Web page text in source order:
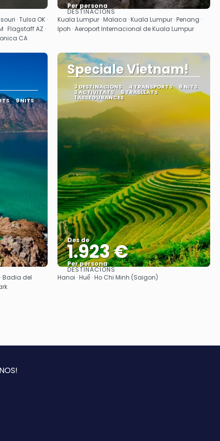
· Tulsa OK ·
· Flagstaff AZ ·
CA
Per persona
Veure
DESTINACIONS
Kuala Lumpur · Malaca · Kuala Lumpur · Penang ·
Ipoh · Aeroport Internacional de Kuala Lumpur
9 NITS
Badia del
Speciale Vietnam!
3 DESTINACIONS 4 TRANSPORTS 8 NITS
3 ACTIVITATS 6 TRASLLATS
1 ASSEGURANCES
Des de
1.923 €
Per persona
Veure
DESTINACIONS
Hanoi · Huế · Ho Chi Minh (Saigon)